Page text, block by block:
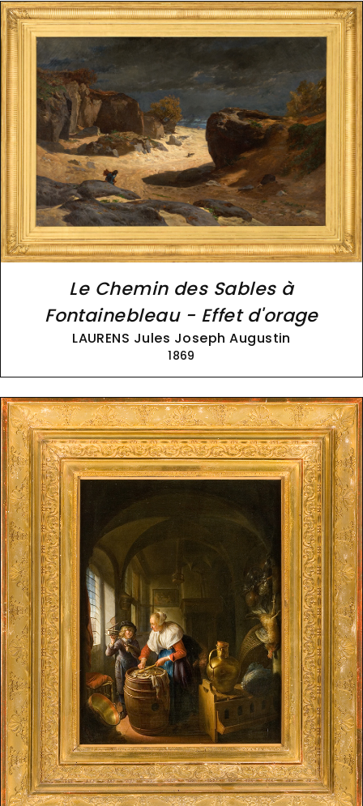
Le Chemin des Sables à
Fontainebleau - Effet d'orage
LAURENS Jules Joseph Augustin
1869